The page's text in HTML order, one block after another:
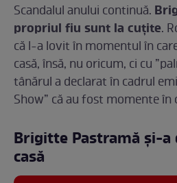
Scandalul anului continuă.
propriul fiu sunt la cuțite.
că l-a lovit în momentul în
casă, însă, nu oricum, ci cu
tânărul a declarat în cadrul
Show” că au fost momente în
Brigitte Pastramă și-
casă